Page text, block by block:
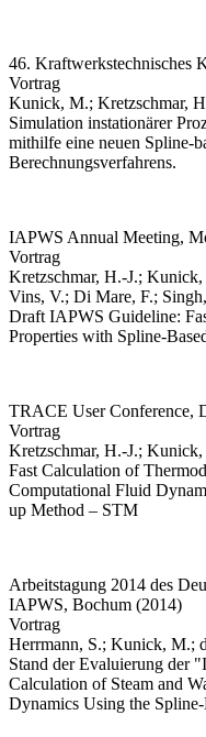
46. Kraftwerkstechnisches
Vortrag
Kunick, M.; Kretzschmar,
Simulation instationärer
mithilfe eine neuen Spline-
Berechnungsverfahrens.
IAPWS Annual Meeting,
Vortrag
Kretzschmar, H.-J.;
Vins, V.; Di Mare, F.;
Draft IAPWS Guideline:
Properties with Spline-
TRACE User Conference,
Vortrag
Kretzschmar, H.-J.;
Fast Calculation of
Computational Fluid
up Method – STM
Arbeitstagung 2014 des
IAPWS, Bochum (2014)
Vortrag
Herrmann, S.; Kunick, M.;
Stand der Evaluierung der
Calculation of Steam and
Dynamics Using the